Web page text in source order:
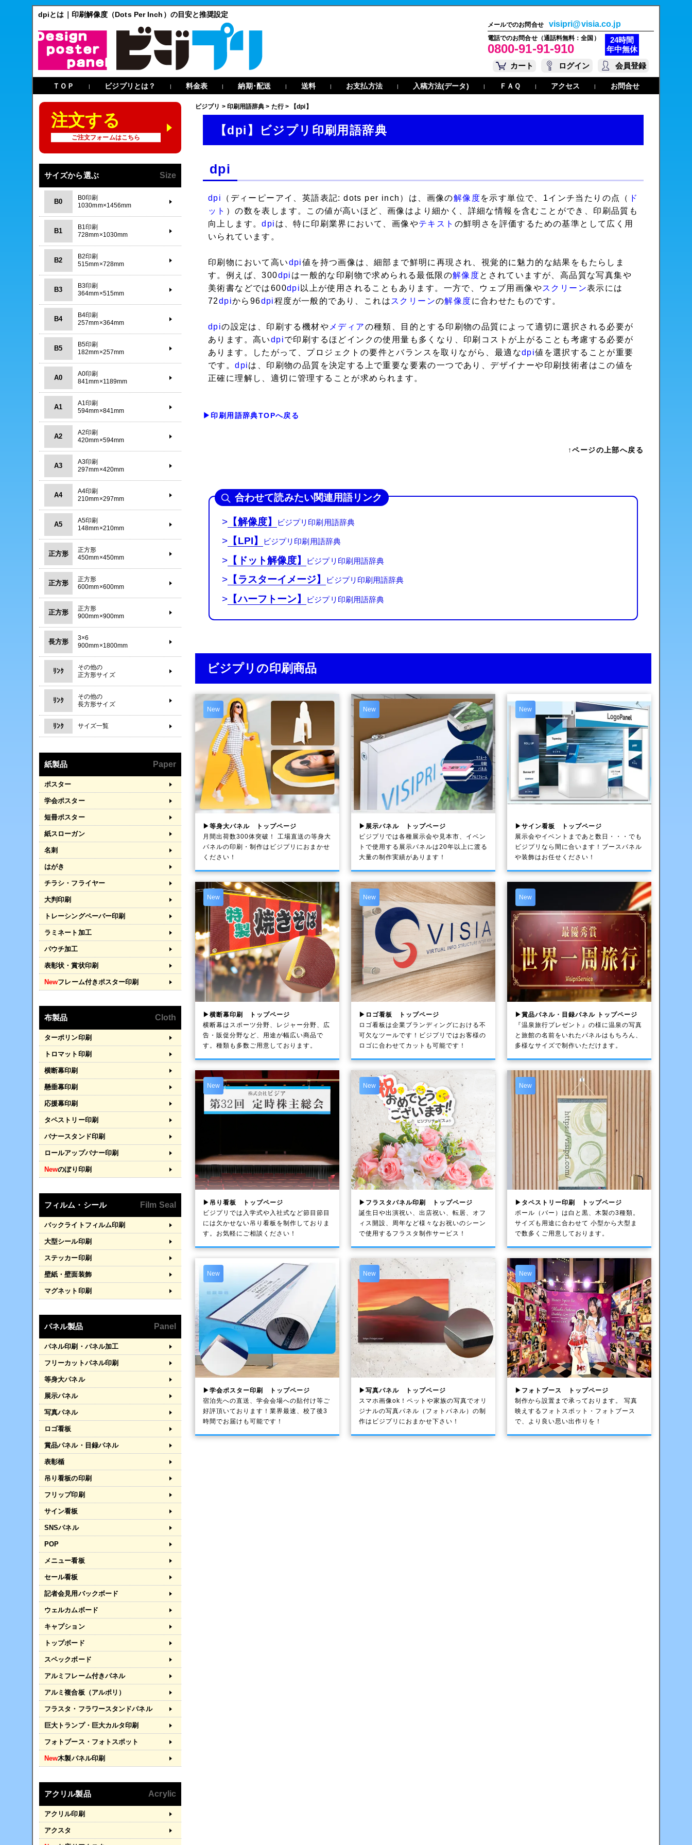
dpiとは｜印刷解像度（Dots Per Inch）の目安と推奨設定
メールでのお問合せ visipri@visia.co.jp
電話でのお問合せ（通話料無料：全国）
0800-91-91-910
24時間
年中無休
カート
ログイン 会員登録
ＴＯＰ | ビジプリとは？ | 料金表 | 納期･配送 | 送料 | お支払方法 | 入稿方法(データ) | ＦＡＱ | アクセス | お問合せ
ビジプリ > 印刷用語辞典 > た行> 【dpi】
【dpi】ビジプリ印刷用語辞典
dpi
dpi （ディーピーアイ、英語表記: dots per inch）は、画像の解像度を示す単位で、1インチ当たりの点（ ド
ット ）の数を表します。この値が高いほど、画像はより細かく、詳細な情報を含むことができ、印刷品質も
向上します。dpi は、特に印刷業界において、画像やテキスト の鮮明さを評価するための基準として広く用
いられています。
印刷物において高いdpi値を持つ画像は、細部まで鮮明に再現され、視覚的に魅力的な結果をもたらしま
す。例えば、300dpi は一般的な印刷物で求められる最低限の解像度とされていますが、高品質な写真集や
美術書などでは600dpi 以上が使用されることもあります。一方で、ウェブ用画像やスクリーン表示には
72dpiから96dpi程度が一般的であり、これは スクリーンの解像度に合わせたものです。
dpiの設定は、印刷する機材や メディアの種類、目的とする印刷物の品質によって適切に選択される必要が
あります。高いdpiで印刷するほどインクの使用量も多くなり、印刷コストが上がることも考慮する必要が
あります。したがって、プロジェクトの要件とバランスを取りながら、最適なdpi値を選択することが重要
です。dpiは、印刷物の品質を決定する上で重要な要素の一つであり、デザイナーや印刷技術者はこの値を
正確に理解し、適切に管理することが求められます。
▶印刷用語辞典TOPへ戻る
↑ページの上部へ戻る
合わせて読みたい関連用語リンク
> 【解像度】
> 【LPI】
> 【ドット解像度】
> 【ラスターイメージ】
> 【ハーフトーン】
ビジプリの印刷商品
New
▶等身大パネル トップページ
月間出荷数300体突破！ 工場直送の等身大
パネルの印刷・制作は ビジプリ におまかせ
ください！
New
▶展示パネル トップページ
ビジプリでは各種展示会や見本市、イベン
トで使用する展示パネルは20年以上に渡る
大量の制作実績があります！
New
▶サイン看板 トップページ
展示会やイベントまであと数日・・・でも
ビジプリなら間に合います！ブースパネル
や装飾はお任せください！
New
▶横断幕印刷 トップページ
横断幕はスポーツ分野、レジャー分野、広
告・販促分野など、用途が幅広い商品で
す。種類も多数ご用意しております。
New
▶ロゴ看板 トップページ
ロゴ看板は企業ブランディングにおける不
可欠なツールです！ビジプリではお客様の
ロゴに合わせてカットも可能です！
New
▶賞品パネル・目録パネル トップページ
『温泉旅行プレゼント』の様に温泉の写真
と旅館の名前をいれたパネルはもちろん、
多様なサイズで制作いただけます。
New
▶吊り看板 トップページ
ビジプリでは入学式や入社式など節目節目
には欠かせない吊り看板を制作しておりま
す。お気軽にご相談ください！
New
▶フラスタパネル印刷 トップページ
誕生日や出演祝い、出店祝い、転居、オフ
ィス開設、周年など様々なお祝いのシーン
で使用するフラスタ制作サービス！
New
▶タペストリー印刷 トップページ
ポール（バー）は白と黒、木製の3種類。
サイズも用途に合わせて 小型から大型ま
で数多くご用意しております。
New
▶学会ポスター印刷 トップページ
宿泊先への直送、学会会場への貼付け等ご
好評頂いております！業界最速、校了後3
時間でお届けも可能です！
New
▶写真パネル トップページ
スマホ画像ok！ペットや家族の写真でオリ
ジナルの写真パネル（フォトパネル）の制
作はビジプリにおまかせ下さい！
New
▶フォトブース トップページ
制作から設置まで承っております。 写真
映えするフォトスポット・フォトブース
で、より良い思い出作りを！
注文する
ご注文フォームはこちら
サイズから選ぶ Size
B0
B0印刷
1030mm×1456mm
B1
B1印刷
728mm×1030mm
B2
B2印刷
515mm×728mm
B3
B3印刷
364mm×515mm
B4
B4印刷
257mm×364mm
B5
B5印刷
182mm×257mm
A0
A0印刷
841mm×1189mm
A1
A1印刷
594mm×841mm
A2
A2印刷
420mm×594mm
A3
A3印刷
297mm×420mm
A4
A4印刷
210mm×297mm
A5
A5印刷
148mm×210mm
正方形
正方形
450mm×450mm
正方形
正方形
600mm×600mm
正方形
正方形
900mm×900mm
長方形
3×6
900mm×1800mm
ﾘﾝｸ
その他の
正方形サイズ
ﾘﾝｸ
その他の
長方形サイズ
ﾘﾝｸ サイズ一覧
紙製品 Paper
ポスター
学会ポスター
短冊ポスター
紙スローガン
名刺
はがき
チラシ・フライヤー
大判印刷
トレーシングペーパー印刷
ラミネート加工
パウチ加工
表彰状・賞状印刷
Newフレーム付きポスター印刷
布製品 Cloth
ターポリン印刷
トロマット印刷
横断幕印刷
懸垂幕印刷
応援幕印刷
タペストリー印刷
バナースタンド印刷
ロールアップバナー印刷
Newのぼり印刷
フィルム・シール Film Seal
バックライトフィルム印刷
大型シール印刷
ステッカー印刷
壁紙・壁面装飾
マグネット印刷
パネル製品 Panel
パネル印刷・パネル加工
フリーカットパネル印刷
等身大パネル
展示パネル
写真パネル
ロゴ看板
賞品パネル・目録パネル
表彰楯
吊り看板の印刷
フリップ印刷
サイン看板
SNSパネル
POP
メニュー看板
セール看板
記者会見用バックボード
ウェルカムボード
キャプション
トップボード
スペックボード
アルミフレーム付きパネル
アルミ複合板（アルポリ）
フラスタ・フラワースタンドパネル
巨大トランプ・巨大カルタ印刷
フォトブース・フォトスポット
New木製パネル印刷
アクリル製品 Acrylic
アクリル印刷
アクスタ